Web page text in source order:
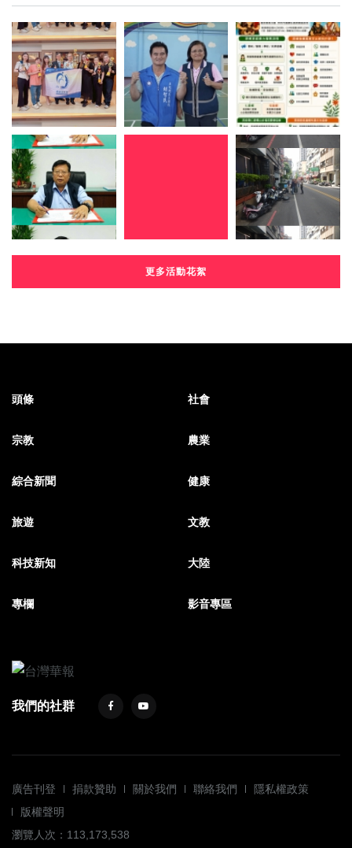
更多活動花絮
頭條 社會
宗教 農業
綜合新聞 健康
旅遊 文教
科技新知 大陸
專欄 影音專區
我們的社群
廣告刊登 捐款贊助 關於我們 聯絡我們
隱私權政策
版權聲明
瀏覽人次：113,173,538